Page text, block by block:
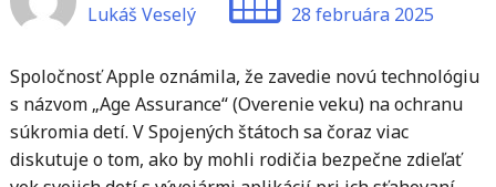
Lukáš Veselý
28 februára 2025
Spoločnosť Apple oznámila, že zavedie novú technológiu
s názvom „Age Assurance“ (Overenie veku) na ochranu
súkromia detí. V Spojených štátoch sa čoraz viac
diskutuje o tom, ako by mohli rodičia bezpečne zdieľať